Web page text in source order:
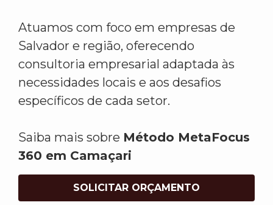
Atuamos com foco em empresas de
Salvador e região, oferecendo
consultoria empresarial adaptada às
necessidades locais e aos desafios
específicos de cada setor.
Saiba mais sobre Método MetaFocus
360 em Camaçari
SOLICITAR ORÇAMENTO